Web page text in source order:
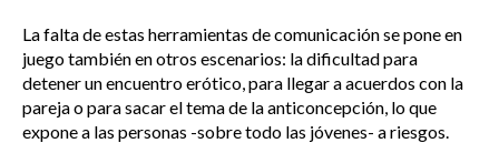
La falta de estas herramientas de comunicación se pone en
juego también en otros escenarios: la dificultad para
detener un encuentro erótico, para llegar a acuerdos con la
pareja o para sacar el tema de la anticoncepción, lo que
expone a las personas -sobre todo las jóvenes- a riesgos.